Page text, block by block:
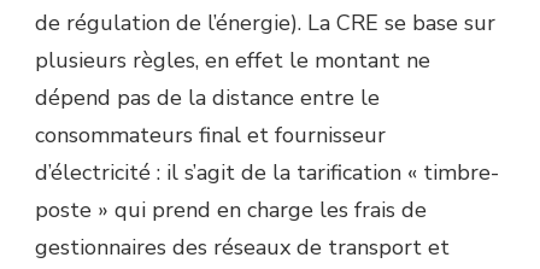
de régulation de l’énergie). La CRE se base sur
plusieurs règles, en effet le montant ne
dépend pas de la distance entre le
consommateurs final et fournisseur
d’électricité : il s’agit de la tarification « timbre-
poste » qui prend en charge les frais de
gestionnaires des réseaux de transport et